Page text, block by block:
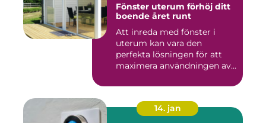
Fönster uterum förhöj ditt
boende året runt
Att inreda med fönster i
uterum kan vara den
perfekta lösningen för att
maximera användningen av
14. jan